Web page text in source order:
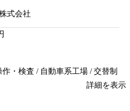
式会社
・検査 / 自動車系工場 / 交替制
詳細を表示